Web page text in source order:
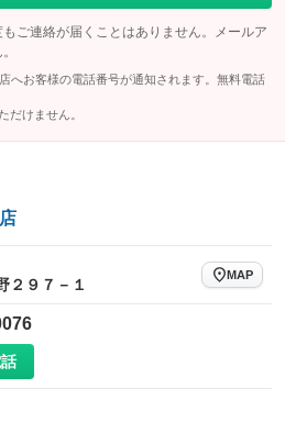
：装備なし
：装備なし
：装備なし
オットマン
ご連絡が届くことはありません。メールア
へお客様の電話番号が通知されます。無料電話
だけません。
２９７－１
MAP